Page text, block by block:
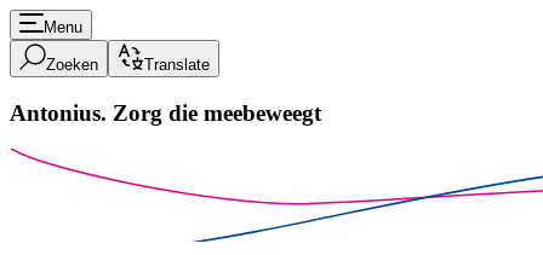
Menu
Zoeken Translate
Antonius. Zorg die meebeweegt